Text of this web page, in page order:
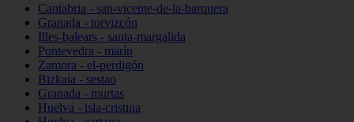
Cantabria - san-vicente-de-la-barquera
Granada - torvizcón
Illes-balears - santa-margalida
Pontevedra - marín
Zamora - el-perdigón
Bizkaia - sestao
Granada - murtas
Huelva - isla-cristina